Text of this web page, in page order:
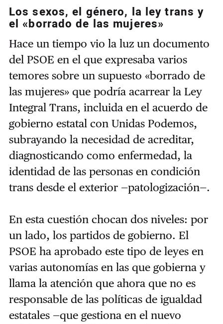
Los sexos, el género, la ley trans y
el «borrado de las mujeres»
Hace un tiempo vio la luz un documento
del PSOE en el que expresaba varios
temores sobre un supuesto «borrado de
las mujeres» que podría acarrear la Ley
Integral Trans, incluida en el acuerdo de
gobierno estatal con Unidas Podemos,
subrayando la necesidad de acreditar,
diagnosticando como enfermedad, la
identidad de las personas en condición
trans desde el exterior —patologización—.
En esta cuestión chocan dos niveles: por
un lado, los partidos de gobierno. El
PSOE ha aprobado este tipo de leyes en
varias autonomías en las que gobierna y
llama la atención que ahora que no es
responsable de las políticas de igualdad
estatales —que gestiona en el nuevo